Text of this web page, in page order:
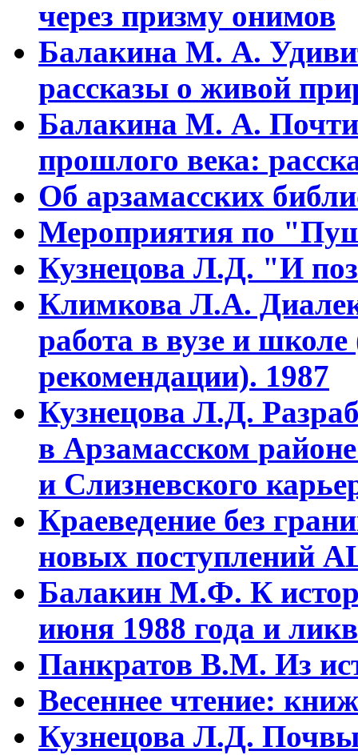
через призму онимов
Балакина М. А.
рассказы о живой
Балакина М. А. Почти
прошлого века:
Об арзамасских
Мероприятия по
Кузнецова Л.Д. "И
Климкова Л.А.
работа в вузе и
рекомендации). 1987
Кузнецова Л.Д.
в Арзамасском
и Слизневского
Краеведение без
новых поступлений
Балакин М.Ф. К
июня 1988 года и
Панкратов В.М. Из
Весеннее чтение:
Кузнецова Л.Д. Почвы